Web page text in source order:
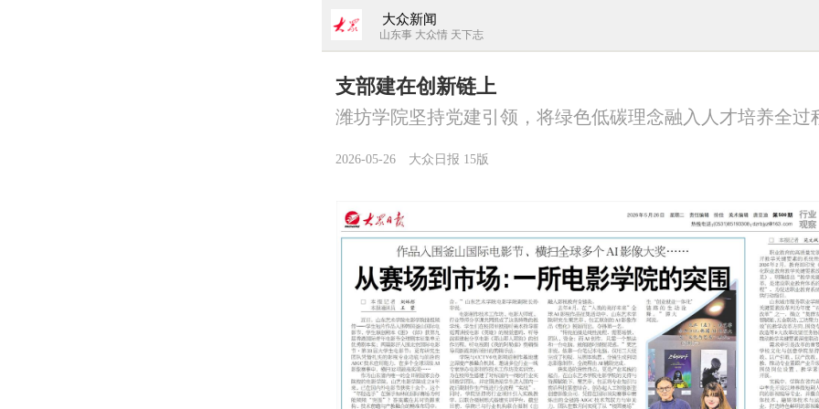
支部建在创新链上
潍坊学院坚持党建引领，将绿色低碳理念融入人才培养全过
2026-05-26 大众日报 15版
大众新闻
山东事 大众情 天下志